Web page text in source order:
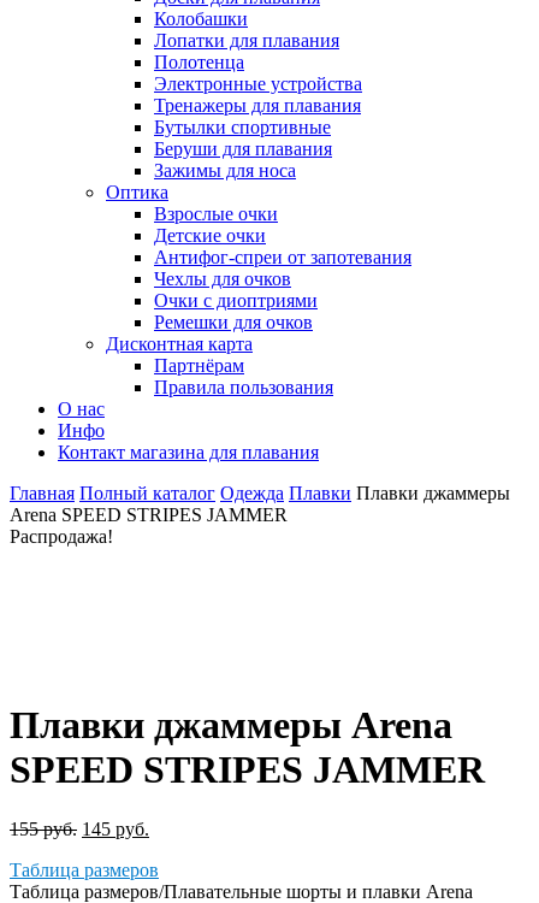
Колобашки
Лопатки для плавания
Полотенца
Электронные устройства
Тренажеры для плавания
Бутылки спортивные
Беруши для плавания
Зажимы для носа
Оптика
Взрослые очки
Детские очки
Антифог-спреи от запотевания
Чехлы для очков
Очки с диоптриями
Ремешки для очков
Дисконтная карта
Партнёрам
Правила пользования
О нас
Инфо
Контакт магазина для плавания
Главная Полный каталог Одежда Плавки Плавки джаммеры
Arena SPEED STRIPES JAMMER
Распродажа!
Плавки джаммеры Arena
SPEED STRIPES JAMMER
155руб. 145 руб.
Таблица размеров
Таблица размеров/Плавательные шорты и плавки Arena